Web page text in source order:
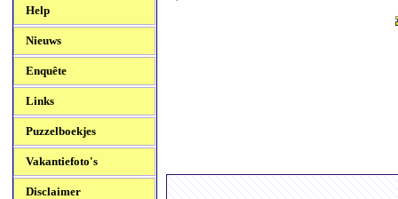
Help
Nieuws
Enquête
Links
Puzzelboekjes
Vakantiefoto's
Disclaimer